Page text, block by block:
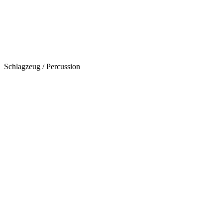
Schlagzeug / Percussion